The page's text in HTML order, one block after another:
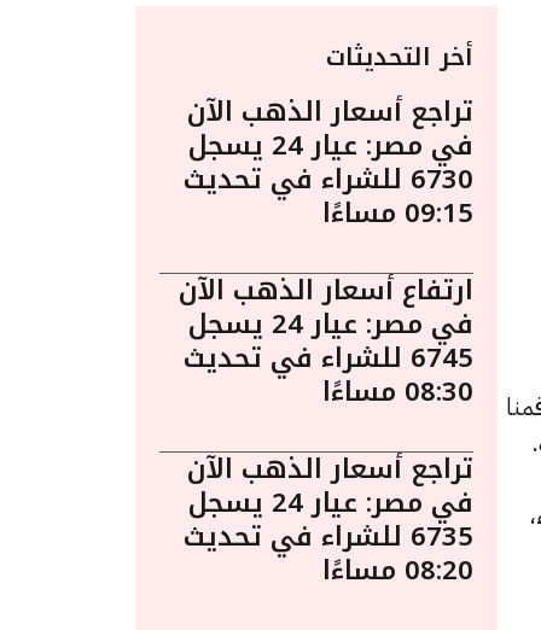
أخر التحديثات
تراجع أسعار الذهب الآن
في مصر: عيار 24 يسجل
6730 للشراء في تحديث
09:15 مساءًا
ارتفاع أسعار الذهب الآن
في مصر: عيار 24 يسجل
6745 للشراء في تحديث
08:30 مساءًا
تراجع أسعار الذهب الآن
في مصر: عيار 24 يسجل
6735 للشراء في تحديث
08:20 مساءًا